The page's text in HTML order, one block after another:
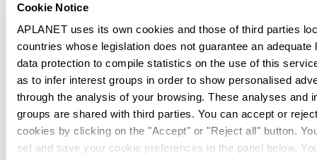
Cookie Notice
APLANET uses its own cookies and those of third parties
countries whose legislation does not guarantee an adequate
data protection to compile statistics on the use of this
as to infer interest groups in order to show personalised
through the analysis of your browsing. These analyses and
groups are shared with third parties. You can accept or
cookies by clicking on the "Accept" or "Reject all" button.
set and save your cookie preferences in the panel below.
fornecedores.
Atração de talento:Os empregados preferem
empresas mais comprometidas com a sociedade e que
tenham um propósito definido. A integração do ESG
torna-se num fator de atração para os potenciais
trabalhadores.
Oportunidades de investimento:Nos últimos anos e
na sequência da pandemia, os investidores têm apelado
a um maior compromisso por parte das empresas para
travar e mitigar as alterações climáticas, impulsionar a
transição para uma economia descarbonizada, e